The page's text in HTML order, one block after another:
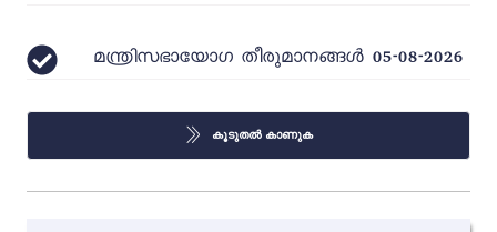
മന്ത്രിസഭായോഗ തീരുമാനങ്ങൾ 05-08-2026
കൂടുതൽ കാണുക